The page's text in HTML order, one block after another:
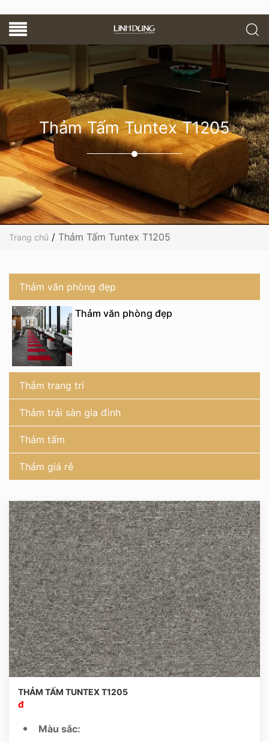
Thảm Tấm Tuntex T1205
Trang chủ / Thảm Tấm Tuntex T1205
Thảm văn phòng đẹp
Thảm văn phòng đẹp
Thảm trang trí
Thảm trải sàn gia đình
Thảm tấm
Thảm giá rẻ
THẢM TẤM TUNTEX T1205
đ
Màu sắc: